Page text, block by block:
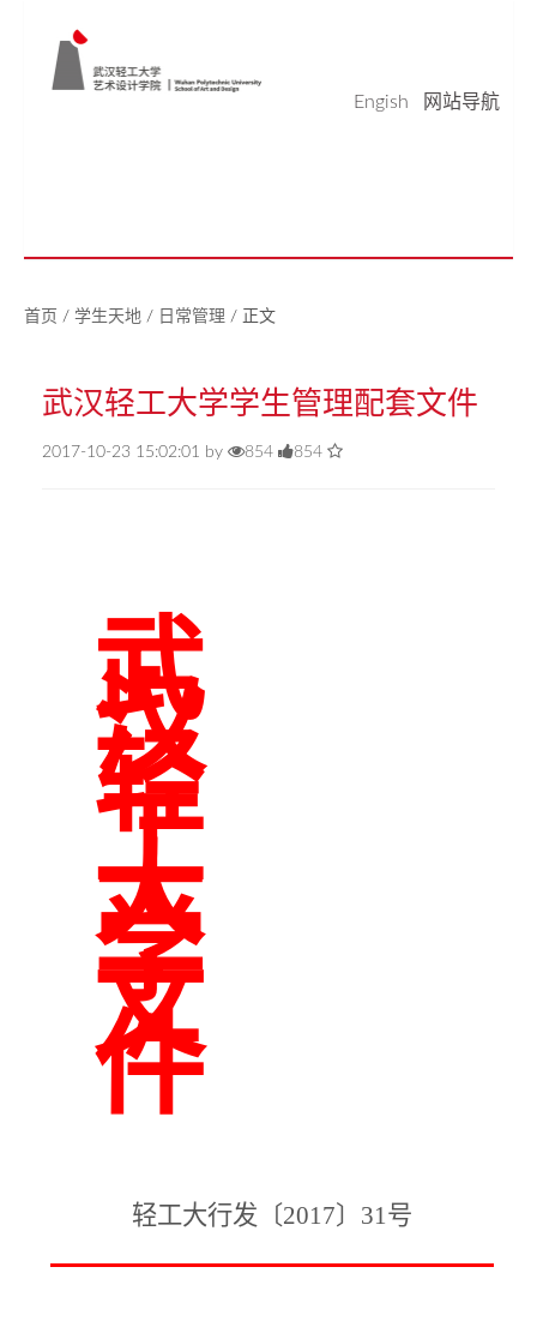
Engish
网站导航
首页 / 学生天地 / 日常管理 / 正文
武汉轻工大学学生管理配套文件
2017-10-23 15:02:01 by 854 854
武
汉
轻
工
大
学
文
件
轻工大行发〔2017〕31号